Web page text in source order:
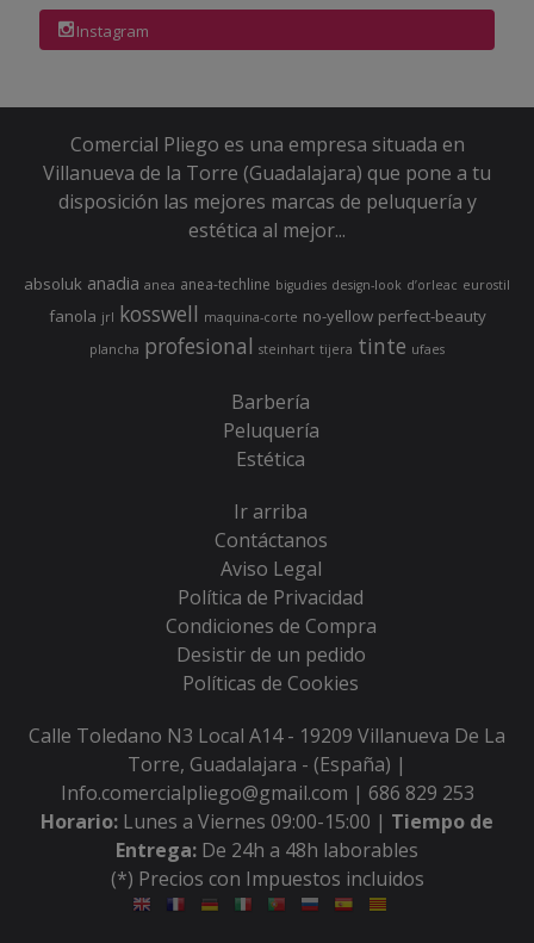
Instagram
Comercial Pliego es una empresa situada en
Villanueva de la Torre (Guadalajara) que pone a tu
disposición las mejores marcas de peluquería y
estética al mejor...
absoluk anadia anea anea-techline bigudies design-look d’orleac eurostil
fanola jrl kosswell maquina-corte no-yellow perfect-beauty
plancha profesional steinhart tijera tinte ufaes
Barbería
Peluquería
Estética
Ir arriba
Contáctanos
Aviso Legal
Política de Privacidad
Condiciones de Compra
Desistir de un pedido
Políticas de Cookies
Calle Toledano N3 Local A14 - 19209 Villanueva De La
Torre, Guadalajara - (España) |
Info.comercialpliego@gmail.com | 686 829 253
Horario: Lunes a Viernes 09:00-15:00 | Tiempo de
Entrega: De 24h a 48h laborables
(*) Precios con Impuestos incluidos